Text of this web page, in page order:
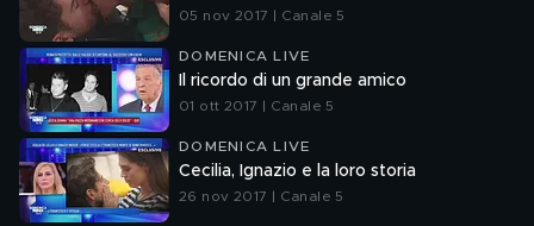
05 nov 2017 | Canale 5
DOMENICA LIVE
Il ricordo di un grande amico
01 ott 2017 | Canale 5
DOMENICA LIVE
Cecilia, Ignazio e la loro storia
26 nov 2017 | Canale 5